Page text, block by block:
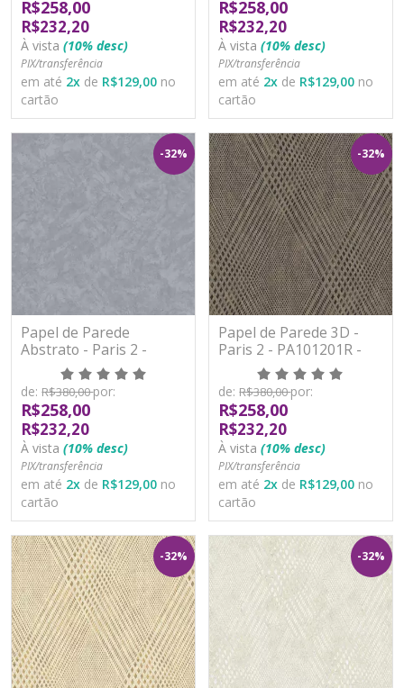
R$258,00
R$232,20
À vista (10% desc)
PIX/transferência
em até 2x de R$129,00 no
cartão
R$258,00
R$232,20
À vista (10% desc)
PIX/transferência
em até 2x de R$129,00 no
cartão
-32%
Papel de Parede
Abstrato - Paris 2 -
PA101105R - Vinílico -
TNT
de: R$380,00por:
R$258,00
R$232,20
À vista (10% desc)
PIX/transferência
em até 2x de R$129,00 no
cartão
-32%
Papel de Parede 3D -
Paris 2 - PA101201R -
Vinílico - TNT
de: R$380,00por:
R$258,00
R$232,20
À vista (10% desc)
PIX/transferência
em até 2x de R$129,00 no
cartão
-32% -32%